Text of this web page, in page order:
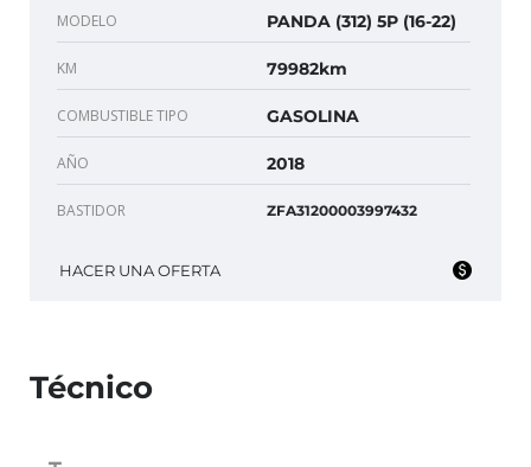
MODELO PANDA (312) 5P (16-22)
KM 79982km
COMBUSTIBLE TIPO GASOLINA
AÑO 2018
BASTIDOR ZFA31200003997432
HACER UNA OFERTA
Técnico